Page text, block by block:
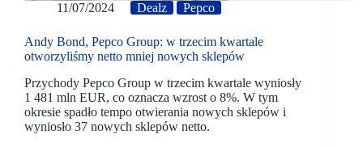
11/07/2024 Dealz Pepco
Andy Bond, Pepco Group: w trzecim kwartale
otworzyliśmy netto mniej nowych sklepów
Przychody Pepco Group w trzecim kwartale wyniosły
1 481 mln EUR, co oznacza wzrost o 8%. W tym
okresie spadło tempo otwierania nowych sklepów i
wyniosło 37 nowych sklepów netto.